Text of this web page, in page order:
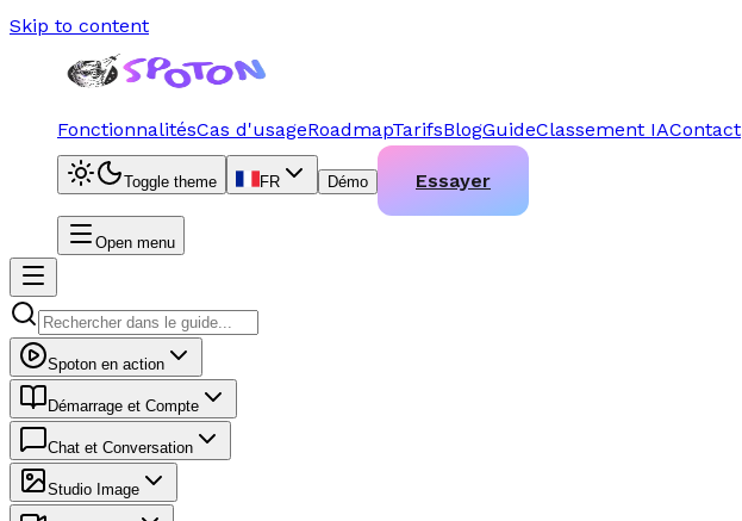
Skip to content
FonctionnalitésCas d'usageRoadmapTarifsBlogGuideClassement IAContact
Toggle theme FR Démo Essayer
Open menu
Spoton en action
Démarrage et Compte
Chat et Conversation
Studio Image